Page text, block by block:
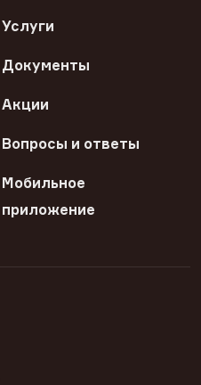
Услуги
Документы
Акции
Вопросы и ответы
Мобильное
приложение